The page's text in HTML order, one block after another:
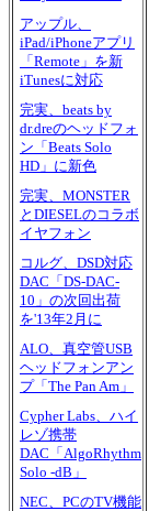
アップル、
iPad/iPhoneアプリ
「Remote」を新
iTunesに対応
完実、beats by
dr.dreのヘッドフォ
ン「Beats Solo
HD」に新色
完実、MONSTER
とDIESELのコラボ
イヤフォン
コルグ、DSD対応
DAC「DS-DAC-
10」の次回出荷
を'13年2月に
ALO、真空管USB
ヘッドフォンアン
プ「The Pan Am」
Cypher Labs、ハイ
レゾ携帯
DAC「AlgoRhythm
Solo -dB」
NEC、PCのTV機能